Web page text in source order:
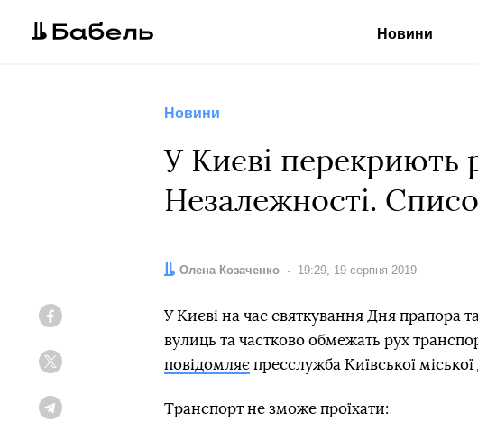
Новини
Новини
У Києві перекриють
Незалежності.
Автор:
Олена Козаченко Дата:
19:29, 19 серпня 2019
У Києві на час святкування Дня прапора
вулиць та частково обмежать рух
повідомляє пресслужба Київської міської
Транспорт не зможе проїхати: